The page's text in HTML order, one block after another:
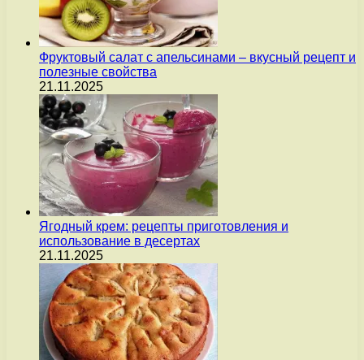
Фруктовый салат с апельсинами – вкусный рецепт и
полезные свойства
21.11.2025
Ягодный крем: рецепты приготовления и
использование в десертах
21.11.2025